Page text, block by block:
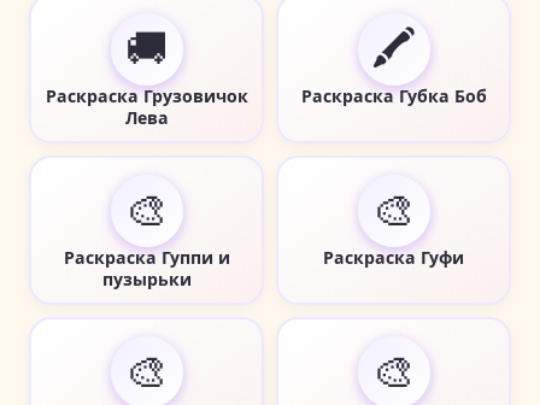
🚚
Раскраска Грузовичок
Лева
🖍️
Раскраска Губка Боб
🎨
Раскраска Гуппи и
пузырьки
🎨
Раскраска Гуфи
🎨 🎨